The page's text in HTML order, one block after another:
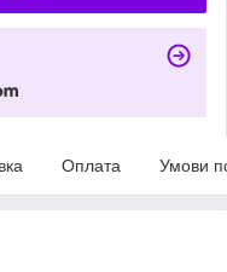
Оплата Умови